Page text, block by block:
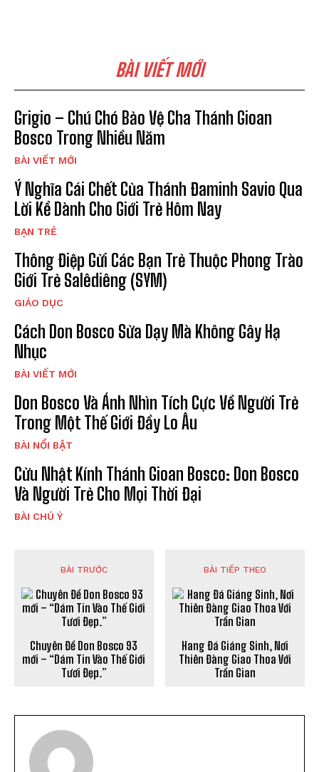
BÀI VIẾT MỚI
Grigio – Chú Chó Bảo Vệ Cha Thánh Gioan
Bosco Trong Nhiều Năm
BÀI VIẾT MỚI
Ý Nghĩa Cái Chết Của Thánh Đaminh Savio Qua
Lời Kể Dành Cho Giới Trẻ Hôm Nay
BẠN TRẺ
Thông Điệp Gửi Các Bạn Trẻ Thuộc Phong Trào
Giới Trẻ Salêdiêng (SYM)
GIÁO DỤC
Cách Don Bosco Sửa Dạy Mà Không Gây Hạ
Nhục
BÀI VIẾT MỚI
Don Bosco Và Ánh Nhìn Tích Cực Về Người Trẻ
Trong Một Thế Giới Đầy Lo Âu
BÀI NỔI BẬT
Cửu Nhật Kính Thánh Gioan Bosco: Don Bosco
Và Người Trẻ Cho Mọi Thời Đại
BÀI CHÚ Ý
BÀI TRƯỚC
Chuyên Đề Don Bosco 93
mới – “Dám Tin Vào Thế Giới
Tươi Đẹp.”
BÀI TIẾP THEO
Hang Đá Giáng Sinh, Nơi
Thiên Đàng Giao Thoa Với
Trần Gian